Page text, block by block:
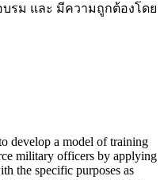
รม และ มีความถูกต้องโดย
develop a model of training
military officers by applying
the specific purposes as